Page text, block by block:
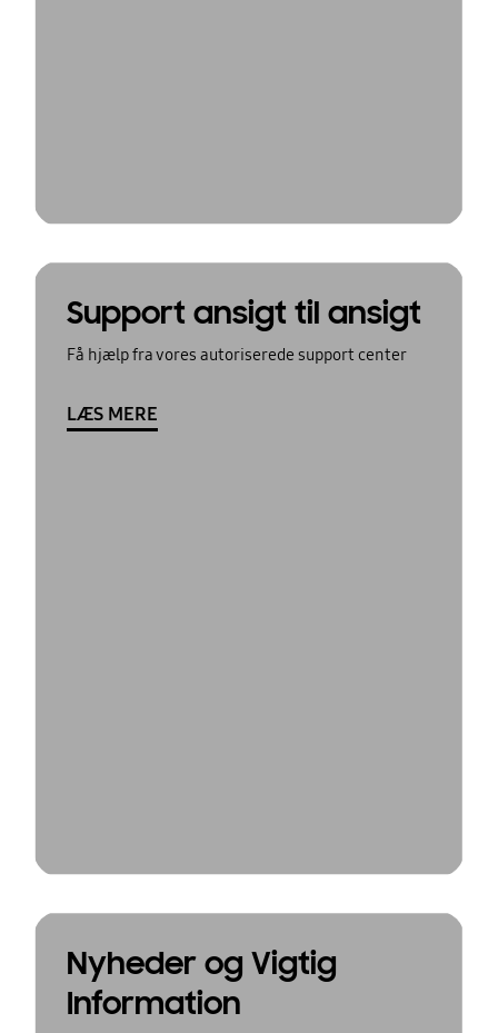
Support ansigt til ansigt
Få hjælp fra vores autoriserede support center
LÆS MERE
Nyheder og Vigtig
Information